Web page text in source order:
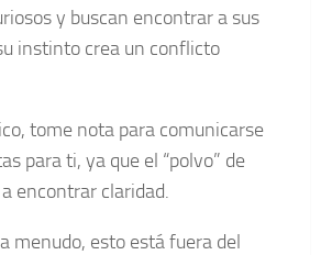
y buscan encontrar a sus
instinto crea un conflicto
tome nota para comunicarse
para ti, ya que el “polvo” de
encontrar claridad.
menudo, esto está fuera del